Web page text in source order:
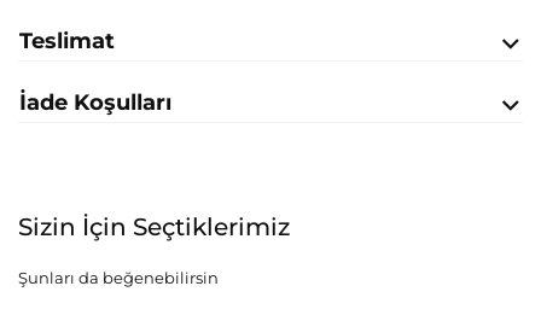
Teslimat
İade Koşulları
Sizin İçin Seçtiklerimiz
Şunları da beğenebilirsin